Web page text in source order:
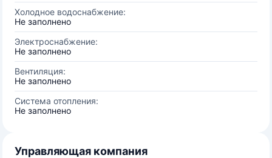
Холодное водоснабжение:
Не заполнено
Электроснабжение:
Не заполнено
Вентиляция:
Не заполнено
Система отопления:
Не заполнено
Управляющая компания